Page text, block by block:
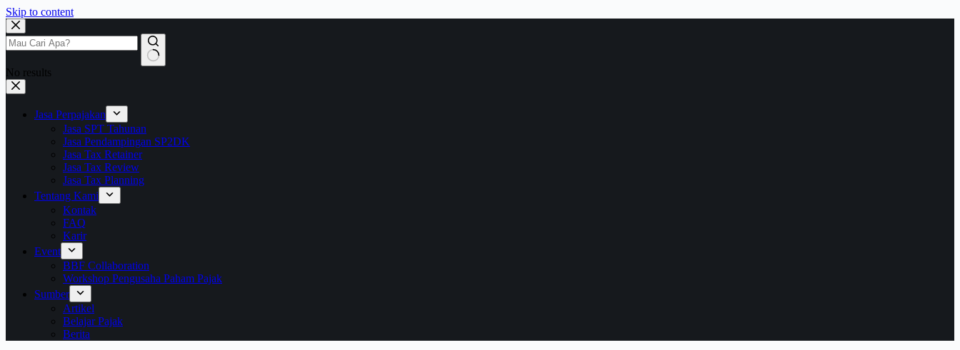
Skip to content
No results
Jasa Perpajakan
Jasa SPT Tahunan
Jasa Pendampingan SP2DK
Jasa Tax Retainer
Jasa Tax Review
Jasa Tax Planning
Tentang Kami
Kontak
FAQ
Karir
Event
BBF Collaboration
Workshop Pengusaha Paham Pajak
Sumber
Artikel
Belajar Pajak
Berita